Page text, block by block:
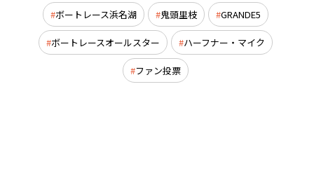
ボートレース浜名湖 鬼頭里枝 GRANDE5
ボートレースオールスター ハーフナー・マイク
ファン投票